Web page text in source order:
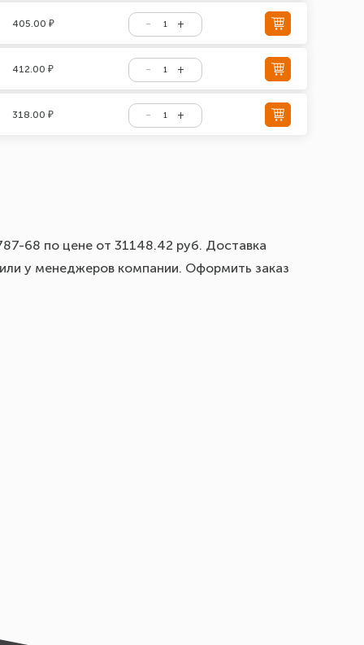
405.00 ₽
412.00 ₽
318.00 ₽
68 по цене от 31148.42 руб. Доставка
у менеджеров компании. Оформить заказ